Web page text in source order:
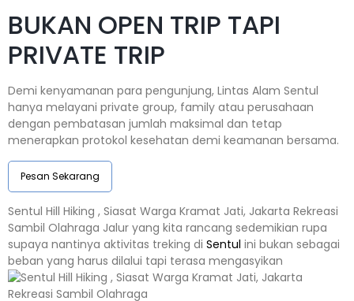
BUKAN OPEN TRIP TAPI
PRIVATE TRIP
Demi kenyamanan para pengunjung, Lintas Alam Sentul
hanya melayani private group, family atau perusahaan
dengan pembatasan jumlah maksimal dan tetap
menerapkan protokol kesehatan demi keamanan bersama.
Pesan Sekarang
Sentul Hill Hiking , Siasat Warga Kramat Jati, Jakarta Rekreasi
Sambil Olahraga Jalur yang kita rancang sedemikian rupa
supaya nantinya aktivitas treking di Sentul ini bukan sebagai
beban yang harus dilalui tapi terasa mengasyikan